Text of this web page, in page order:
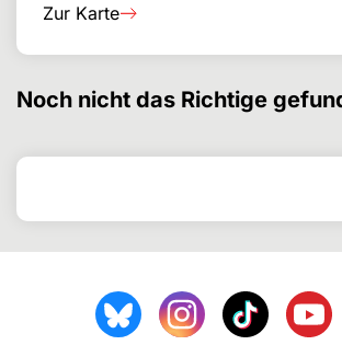
Zur Karte
Noch nicht das Richtige
Search for